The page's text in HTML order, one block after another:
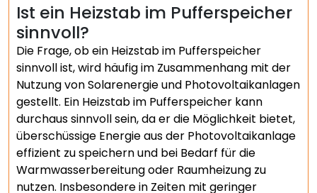
Ist ein Heizstab im Pufferspeicher
sinnvoll?
Die Frage, ob ein Heizstab im Pufferspeicher
sinnvoll ist, wird häufig im Zusammenhang mit der
Nutzung von Solarenergie und Photovoltaikanlagen
gestellt. Ein Heizstab im Pufferspeicher kann
durchaus sinnvoll sein, da er die Möglichkeit bietet,
überschüssige Energie aus der Photovoltaikanlage
effizient zu speichern und bei Bedarf für die
Warmwasserbereitung oder Raumheizung zu
nutzen. Insbesondere in Zeiten mit geringer